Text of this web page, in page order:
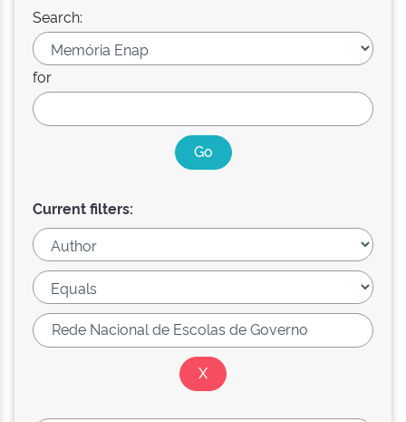
Search:
for
Current filters: